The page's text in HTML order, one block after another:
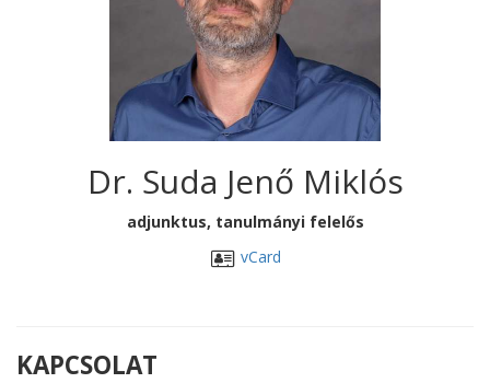
Dr. Suda Jenő Miklós
adjunktus, tanulmányi felelős
vCard
KAPCSOLAT